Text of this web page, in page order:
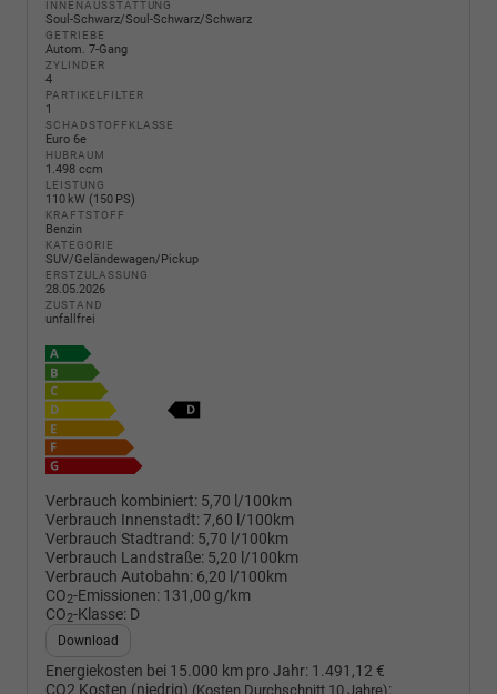
INNENAUSSTATTUNG
Soul-Schwarz/Soul-Schwarz/Schwarz
GETRIEBE
Autom. 7-Gang
ZYLINDER
4
PARTIKELFILTER
1
SCHADSTOFFKLASSE
Euro 6e
HUBRAUM
1.498 ccm
LEISTUNG
110 kW (150 PS)
KRAFTSTOFF
Benzin
KATEGORIE
SUV/Geländewagen/Pickup
ERSTZULASSUNG
28.05.2026
ZUSTAND
unfallfrei
Verbrauch kombiniert: 5,70 l/100km
Verbrauch Innenstadt:7,60 l/100km
Verbrauch Stadtrand: 5,70 l/100km
Verbrauch Landstraße: 5,20 l/100km
Verbrauch Autobahn: 6,20 l/100km
CO2-Emissionen: 131,00 g/km
CO2-Klasse: D
Download
Energiekosten bei 15.000 km pro Jahr: 1.491,12 €
CO2 Kosten (niedrig) (Kosten Durchschnitt 10 Jahre):